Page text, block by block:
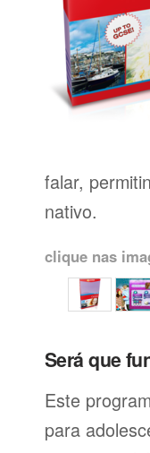
falar,
nativo.
clique nas
Será que
Este
para